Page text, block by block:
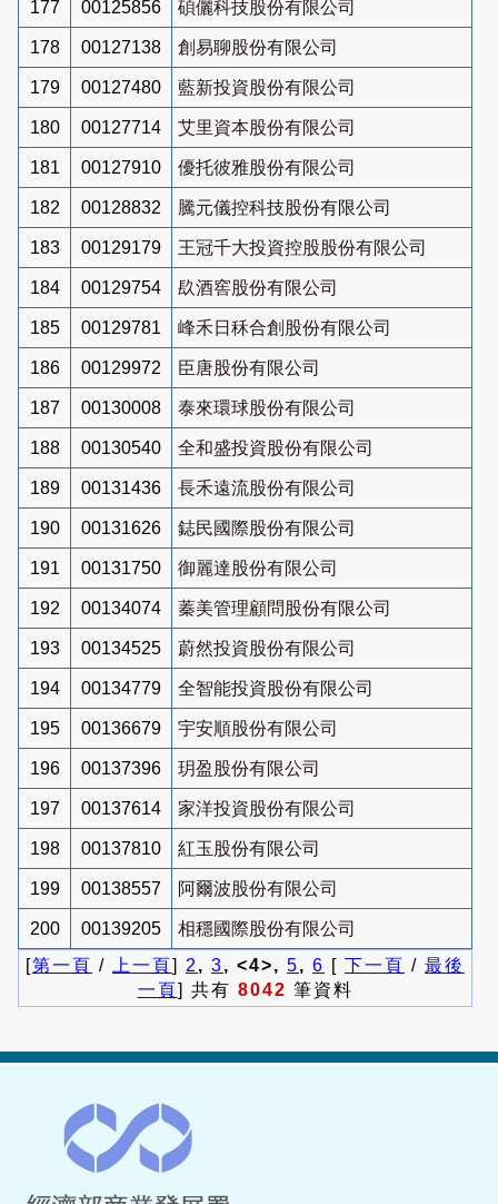
177 00125856 碩儷科技股份有限公司
178 00127138 創易聊股份有限公司
179 00127480 藍新投資股份有限公司
180 00127714 艾里資本股份有限公司
181 00127910 優托彼雅股份有限公司
182 00128832 騰元儀控科技股份有限公司
183 00129179 王冠千大投資控股股份有限公司
184 00129754 镹酒窖股份有限公司
185 00129781 峰禾日秝合創股份有限公司
186 00129972 臣唐股份有限公司
187 00130008 泰來環球股份有限公司
188 00130540 全和盛投資股份有限公司
189 00131436 長禾遠流股份有限公司
190 00131626 鋕民國際股份有限公司
191 00131750 御麗達股份有限公司
192 00134074 蓁美管理顧問股份有限公司
193 00134525 蔚然投資股份有限公司
194 00134779 全智能投資股份有限公司
195 00136679 宇安順股份有限公司
196 00137396 玥盈股份有限公司
197 00137614 家洋投資股份有限公司
198 00137810 紅玉股份有限公司
199 00138557 阿爾波股份有限公司
200 00139205
相穩國際股份有限公司
[第一頁 / 上一頁] 2 , 3, <4>, 5, 6 [ 下一頁 / 最後
一頁] 共有 8042 筆資料